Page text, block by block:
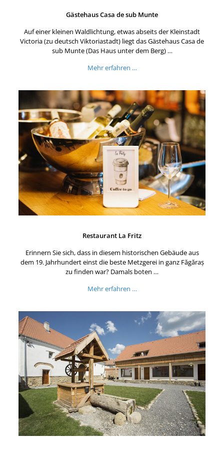
Gästehaus Casa de sub Munte
Auf einer kleinen Waldlichtung, etwas abseits der Kleinstadt
Victoria (zu deutsch Viktoriastadt) liegt das Gästehaus Casa de
sub Munte (Das Haus unter dem Berg) …
Mehr erfahren …
Restaurant La Fritz
Erinnern Sie sich, dass in diesem historischen Gebäude aus
dem 19. Jahrhundert einst die beste Metzgerei in ganz Făgăraș
zu finden war? Damals boten …
Mehr erfahren …